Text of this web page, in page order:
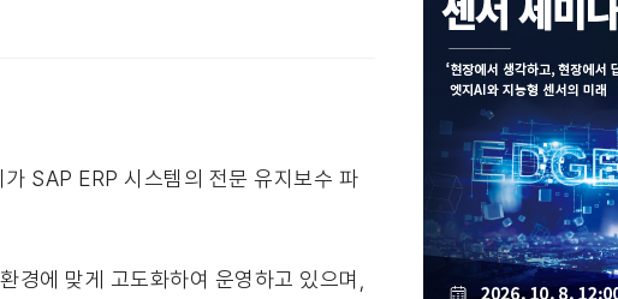
SAP ERP 시스템의 전문 유지보수 파
에 맞게 고도화하여 운영하고 있으며,